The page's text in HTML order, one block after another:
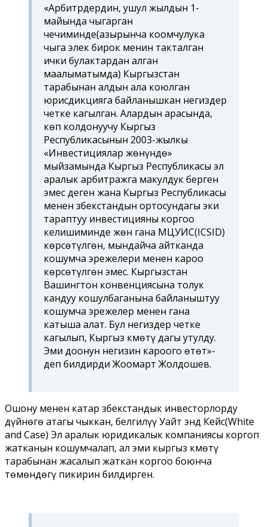
«Арбитрдердин, ушул жылдын 1-
майында чыгарган
чечиминде(азырынча коомчулука
чыга элек бирок менин такталган
ички булактардан алган
маалыматымда) Кыргызстан
тарабынан алдын ала коюлган
юрисдикцияга байланышкан негиздер
четке кагылган. Алардын арасында,
көп колдонуучу Кыргыз
Республикасынын 2003-жылкы
«Инвестициялар жөнүндө»
мыйзамында Кыргыз Республикасы эл
аралык арбитражга макулдук берген
эмес деген жана Кыргыз Республикасы
менен Өзбекстандын ортосундагы эки
тараптуу инвестицияны коргоо
келишиминде жөн гана МЦУИС(ICSID)
көрсөтүлгөн, мындайча айтканда
кошумча эрежелери менен кароо
көрсөтүлгөн эмес. Кыргызстан
Вашингтон конвенциясына толук
кандуу кошулбаганына байланыштуу
кошумча эрежелер менен гана
катыша алат. Бул негиздер четке
кагылып, Кыргыз Өкмөтү дагы утулду.
Эми доонун негизин кароого өтөт»-
деп билдирди Жоомарт Жолдошев.
Ошону менен катар Өзбекстандык инвесторлорду
дүйнөгө атагы чыккан, белгилүү Уайт энд Кейс(White
and Case) Эл аралык юридикалык компаниясы коргоп
жатканын кошумчалап, ал эми кыргыз Өкмөтү
тарабынан жасалып жаткан коргоо боюнча
төмөндөгү пикирин билдирген.